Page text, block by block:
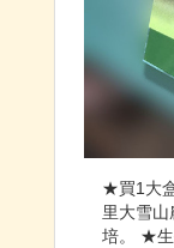
★買1大
里大雪
培。 ★生